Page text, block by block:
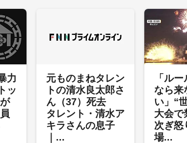
力
ッ
元ものまねタレン
トの清水良太郎さ
ん（37）死去
タレント・清水ア
キラさんの息子
｜...
「ル
なら来
い」“
大会で
次ぎ
場...